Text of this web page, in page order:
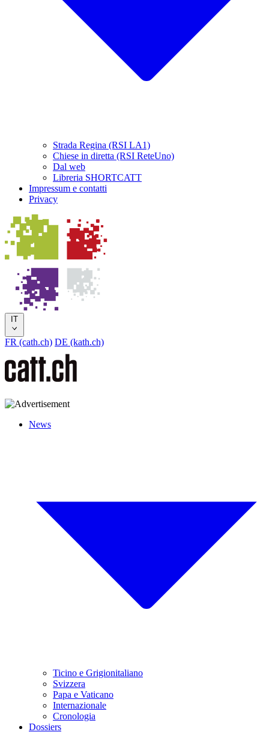
Strada Regina (RSI LA1)
Chiese in diretta (RSI ReteUno)
Dal web
Libreria SHORTCATT
Impressum e contatti
Privacy
IT
FR (cath.ch) DE (kath.ch)
News
Ticino e Grigionitaliano
Svizzera
Papa e Vaticano
Internazionale
Cronologia
Dossiers